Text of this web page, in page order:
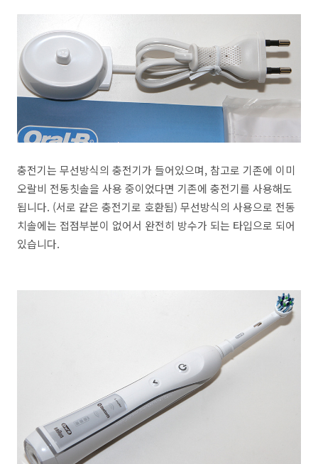
충전기는 무선방식의 충전기가 들어있으며, 참고로 기존에 이미
오랄비 전동칫솔을 사용 중이었다면 기존에 충전기를 사용해도
됩니다. (서로 같은 충전기로 호환됨) 무선방식의 사용으로 전동
치솔에는 접점부분이 없어서 완전히 방수가 되는 타입으로 되어
있습니다.